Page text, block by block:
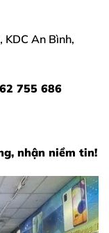
An Bình,
755 686
nhận niềm tin!